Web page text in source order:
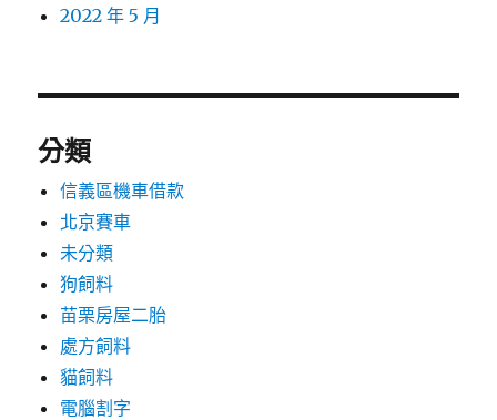
2022 年 5 月
分類
信義區機車借款
北京賽車
未分類
狗飼料
苗栗房屋二胎
處方飼料
貓飼料
電腦割字